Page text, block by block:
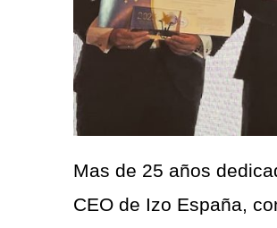
Mas de 25 años
CEO de Izo España,